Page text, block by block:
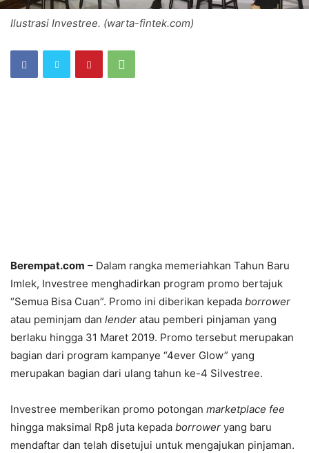
Ilustrasi Investree. (warta-fintek.com)
Berempat.com – Dalam rangka memeriahkan Tahun Baru
Imlek, Investree menghadirkan program promo bertajuk
“Semua Bisa Cuan”. Promo ini diberikan kepada borrower
atau peminjam dan lender atau pemberi pinjaman yang
berlaku hingga 31 Maret 2019. Promo tersebut merupakan
bagian dari program kampanye “4ever Glow” yang
merupakan bagian dari ulang tahun ke-4 Silvestree.
Investree memberikan promo potongan marketplace fee
hingga maksimal Rp8 juta kepada borrower yang baru
mendaftar dan telah disetujui untuk mengajukan pinjaman.